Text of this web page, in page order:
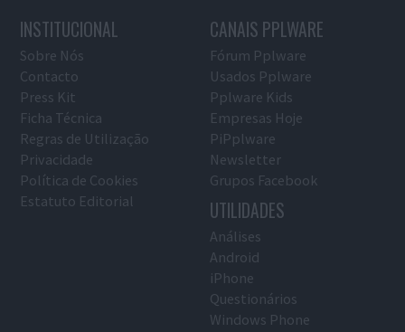
INSTITUCIONAL
Sobre Nós
Contacto
Press Kit
Ficha Técnica
Regras de Utilização
Privacidade
Política de Cookies
Estatuto Editorial
CANAIS PPLWARE
Fórum Pplware
Usados Pplware
Pplware Kids
Empresas Hoje
PiPplware
Newsletter
Grupos Facebook
UTILIDADES
Análises
Android
iPhone
Questionários
Windows Phone